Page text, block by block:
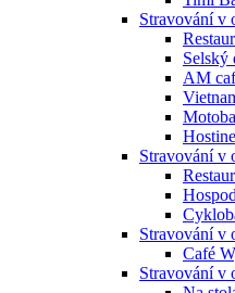
Stravování v
Selský
AM
Stravování v
Stravování v
Café
Stravování v